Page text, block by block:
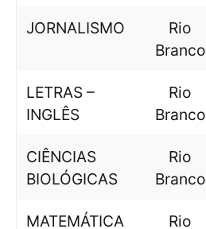
JORNALISMO
Rio
Branco
LETRAS –
INGLÊS
Rio
Branco
CIÊNCIAS
BIOLÓGICAS
Rio
Branco
MATEMÁTICA
Rio